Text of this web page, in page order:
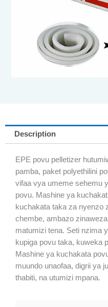
Description
EPE povu pelletizer
pamba, paket polyethilini
vifaa vya umeme sehemu
povu. Mashine ya
kuchakata taka za nyenzo
chembe, ambazo
matumizi tena. Seti nzima
kupiga povu taka, kuweka
Mashine ya kuchakata
muundo unaofaa, digrii ya
thabiti, na utumizi mpana.